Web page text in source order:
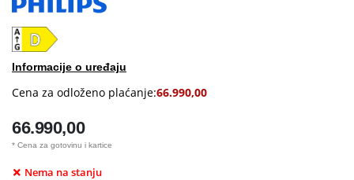
Informacije o uređaju
Cena za odloženo plaćanje:66.990,00
66.990,00
* Cena za gotovinu i kartice
Nema na stanju